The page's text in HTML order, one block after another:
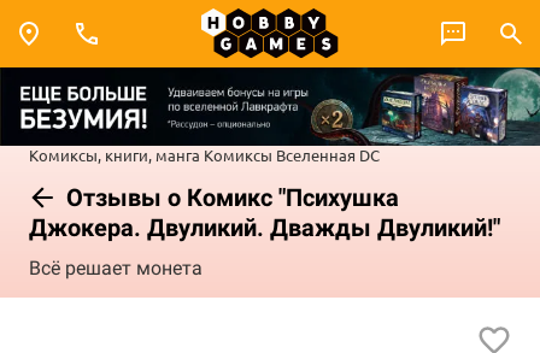
Комиксы, книги, манга Комиксы Вселенная DC
Отзывы о Комикс "Психушка
Джокера. Двуликий. Дважды Двуликий!"
Всё решает монета